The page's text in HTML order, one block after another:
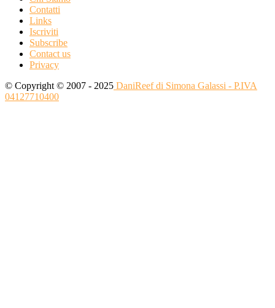
Contatti
Links
Iscriviti
Subscribe
Contact us
Privacy
© Copyright © 2007 - 2025 DaniReef di Simona Galassi - P.IVA
04127710400